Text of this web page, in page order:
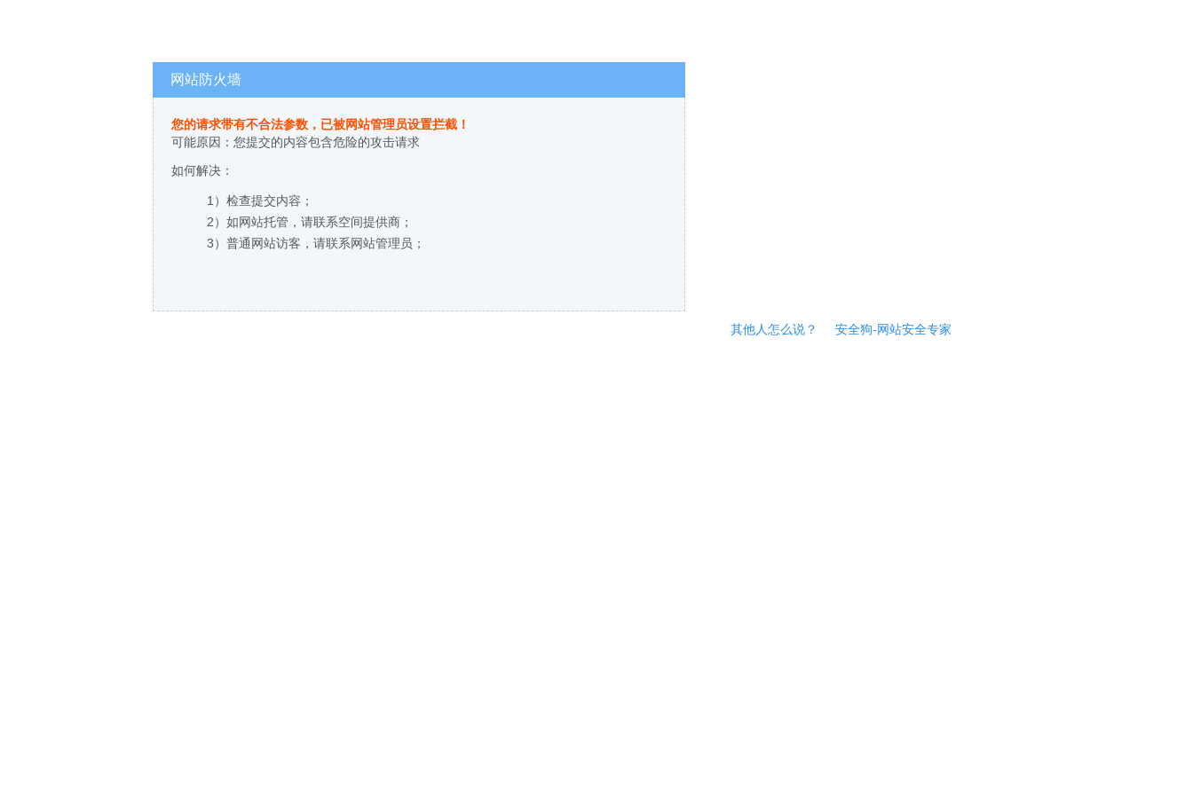
网站防火墙
您的请求带有不合法参数，已被网站管理员设置拦截！
可能原因：您提交的内容包含危险的攻击请求
如何解决：
1）检查提交内容；
2）如网站托管，请联系空间提供商；
3）普通网站访客，请联系网站管理员；
其他人怎么说？ 安全狗-网站安全专家